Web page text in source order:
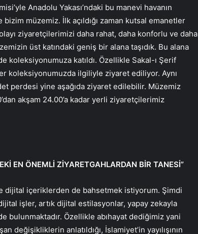
Anadolu Yakası’ndaki bu manevi havanın
müzemiz. İlk açıldığı zaman kutsal emanetler
ziyaretçilerimizi daha rahat, daha konforlu ve daha
üst katındaki geniş bir alana taşıdık. Bu alana
koleksiyonumuza katıldı. Özellikle Sakal-ı Şerif
koleksiyonumuzda ilgiliyle ziyaret ediliyor. Aynı
perdesi yine aşağıda ziyaret edilebilir. Müzemiz
akşam 24.00’a kadar yerli ziyaretçilerimiz
EN ÖNEMLİ ZİYARETGAHLARDAN BİR TANESİ”
dijital içeriklerden de bahsetmek istiyorum. Şimdi
işler, artık dijital estilasyonlar, yapay zekayla
bulunmaktadır. Özellikle abıhayat dediğimiz yani
anlatıldığı, İslamiyet’in yayılışının